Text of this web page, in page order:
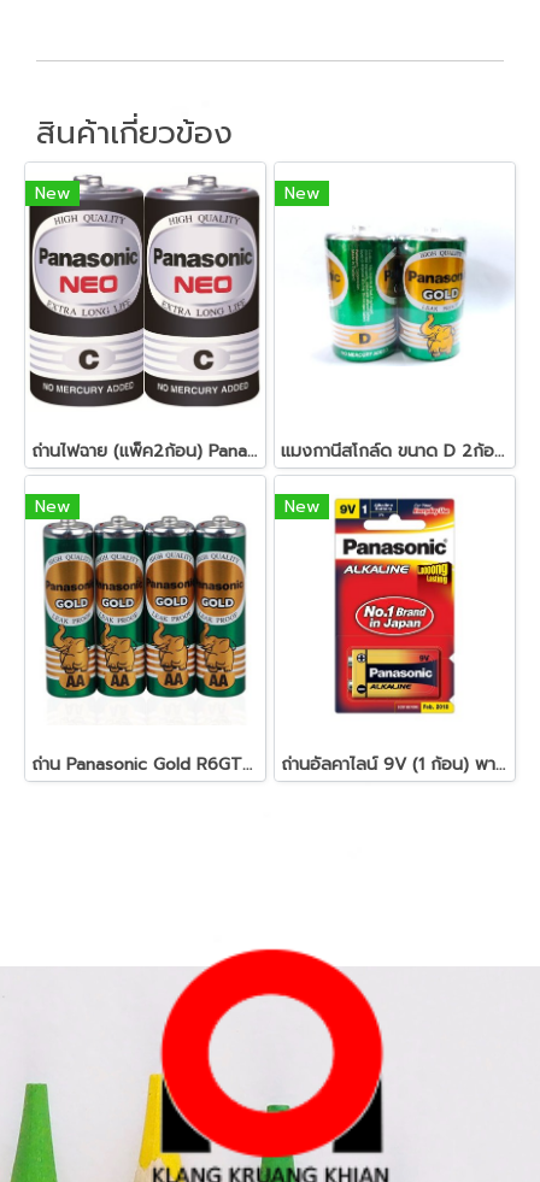
สินค้าเกี่ยวข้อง
New
ถ่านไฟฉาย (แพ็ค2ก้อน) Panasonic NEO R14NT/2SL C
New
แมงกานีสโกล์ด ขนาด D 2ก้อน เขียว Panasonic R20GT/2SL
New
ถ่าน Panasonic Gold R6GT/4SL AA
New
ถ่านอัลคาไลน์ 9V (1 ก้อน) พานาโซนิค 6LR61T/1B